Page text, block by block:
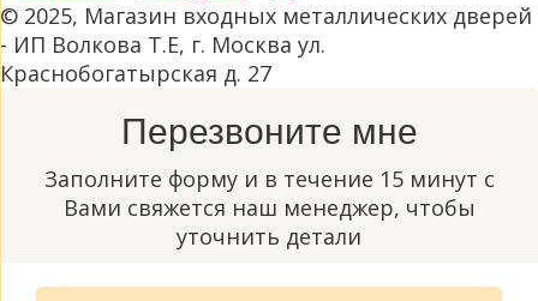
© 2025, Магазин входных металлических дверей
- ИП Волкова Т.Е, г. Москва ул.
Краснобогатырская д. 27
Перезвоните мне
Заполните форму и в течение 15 минут с
Вами свяжется наш менеджер, чтобы
уточнить детали